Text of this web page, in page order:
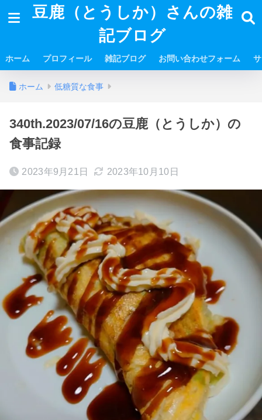
豆鹿（とうしか）さんの雑
記ブログ
ホーム プロフィール 雑記ブログ お問い合わせフォーム
ホーム 低糖質な食事
340th.2023/07/16の豆鹿（とうしか）の
食事記録
2023年9月21日 2023年10月10日